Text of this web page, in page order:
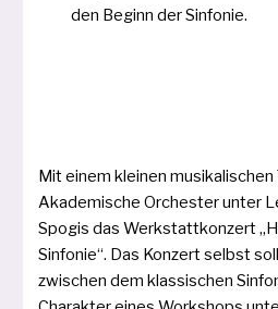
den Beginn der Sinfonie.
Mit einem klei­nen
Akademische Orchester unter
Spogis das Werkstattkonzert
Sinfonie“. Das Konzert selbst
zwi­schen dem klas­si­schen